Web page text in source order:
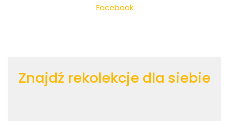
Facebook
Znajdź rekolekcje dla siebie